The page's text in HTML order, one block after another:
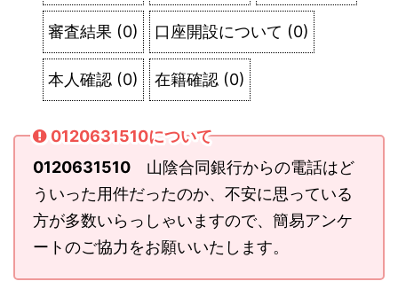
審査結果 (0) 口座開設について (0)
本人確認 (0) 在籍確認 (0)
0120631510について
0120631510 山陰合同銀行からの電話はど
ういった用件だったのか、不安に思っている
方が多数いらっしゃいますので、簡易アンケ
ートのご協力をお願いいたします。